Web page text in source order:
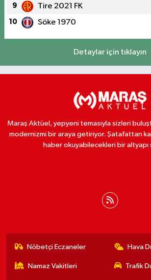
9 Tire 2021 FK
10 Söke 1970
Detaylar için tıklayın
Maraş Aktüel, yepyeni temasıyla sizleri
modernizmi bir araya getiriyor. Şatafattan
haber okuyabilecekleri bir altyapı
Nöbetçi Eczaneler Hava
Namaz Vakitleri Trafik